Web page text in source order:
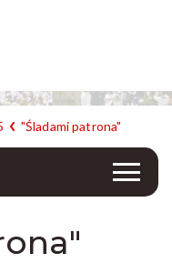
"Śladami patrona"